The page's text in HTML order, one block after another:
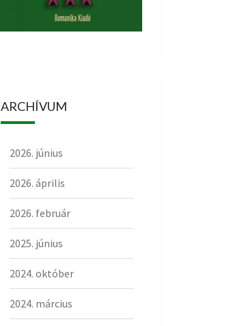
ARCHÍVUM
2026. június
2026. április
2026. február
2025. június
2024. október
2024. március